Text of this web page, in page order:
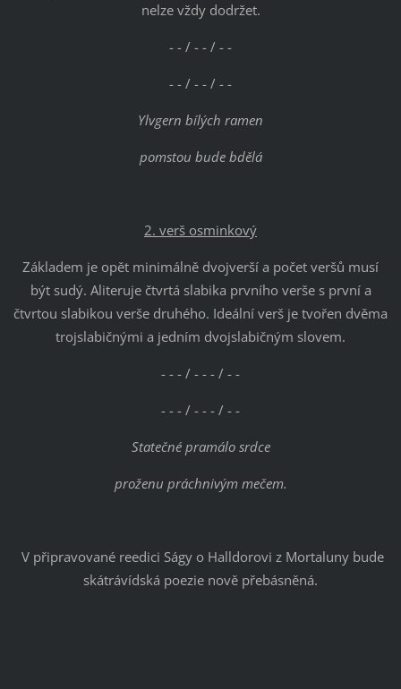
nelze vždy dodržet.
- - / - - / - -
- - / - - / - -
Ylvgern bílých ramen
pomstou bude bdělá
2. verš osminkový
Základem je opět minimálně dvojverší a počet veršů musí
být sudý. Aliteruje čtvrtá slabika prvního verše s první a
čtvrtou slabikou verše druhého. Ideální verš je tvořen dvěma
trojslabičnými a jedním dvojslabičným slovem.
- - - / - - - / - -
- - - / - - - / - -
Statečné pramálo srdce
proženu práchnivým mečem.
V připravované reedici Ságy o Halldorovi z Mortaluny bude
skátrávídská poezie nově přebásněná.